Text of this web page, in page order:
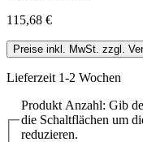
115,68 €
Preise inkl. MwSt. zzgl.
Lieferzeit 1-2 Wochen
Produkt Anzahl: Gib
die Schaltflächen um
reduzieren.